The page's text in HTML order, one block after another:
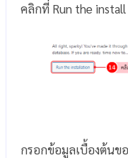
คลิกที่ Run the install
กรอกข้อมูลเบื้องต้นข